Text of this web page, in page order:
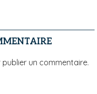
publier un commentaire.